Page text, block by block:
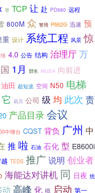
赛 TCP 让 赴 PD980 远程
800M 众 警用 P6620i 迅速 预
重 设计 系统工程 风景 惊
4.0 公告 结构 治理厅万
1月 部长 MUSA 向前进
油田 超短波 空间 N50 电梯
它 裁员 公司 级 均 此次 责
产品目录会议
中继台 CQST 背负 广州 中
推 啦 石油 石化 型 E8600i
TEDS 推广 说明 创业者
海能达对讲机 同 日夜 统
动 高峰 化 概 启动 第一